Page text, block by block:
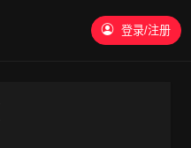
登录/注册